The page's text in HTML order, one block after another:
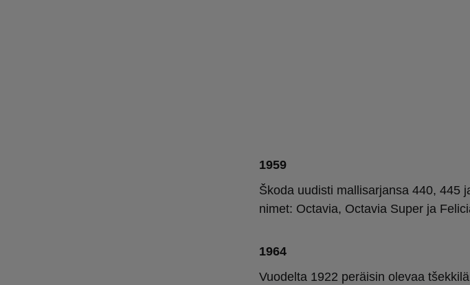
1959
Škoda uudisti mallisarjansa 440, 445
nimet: Octavia, Octavia Super ja
1964
Vuodelta 1922 peräisin olevaa